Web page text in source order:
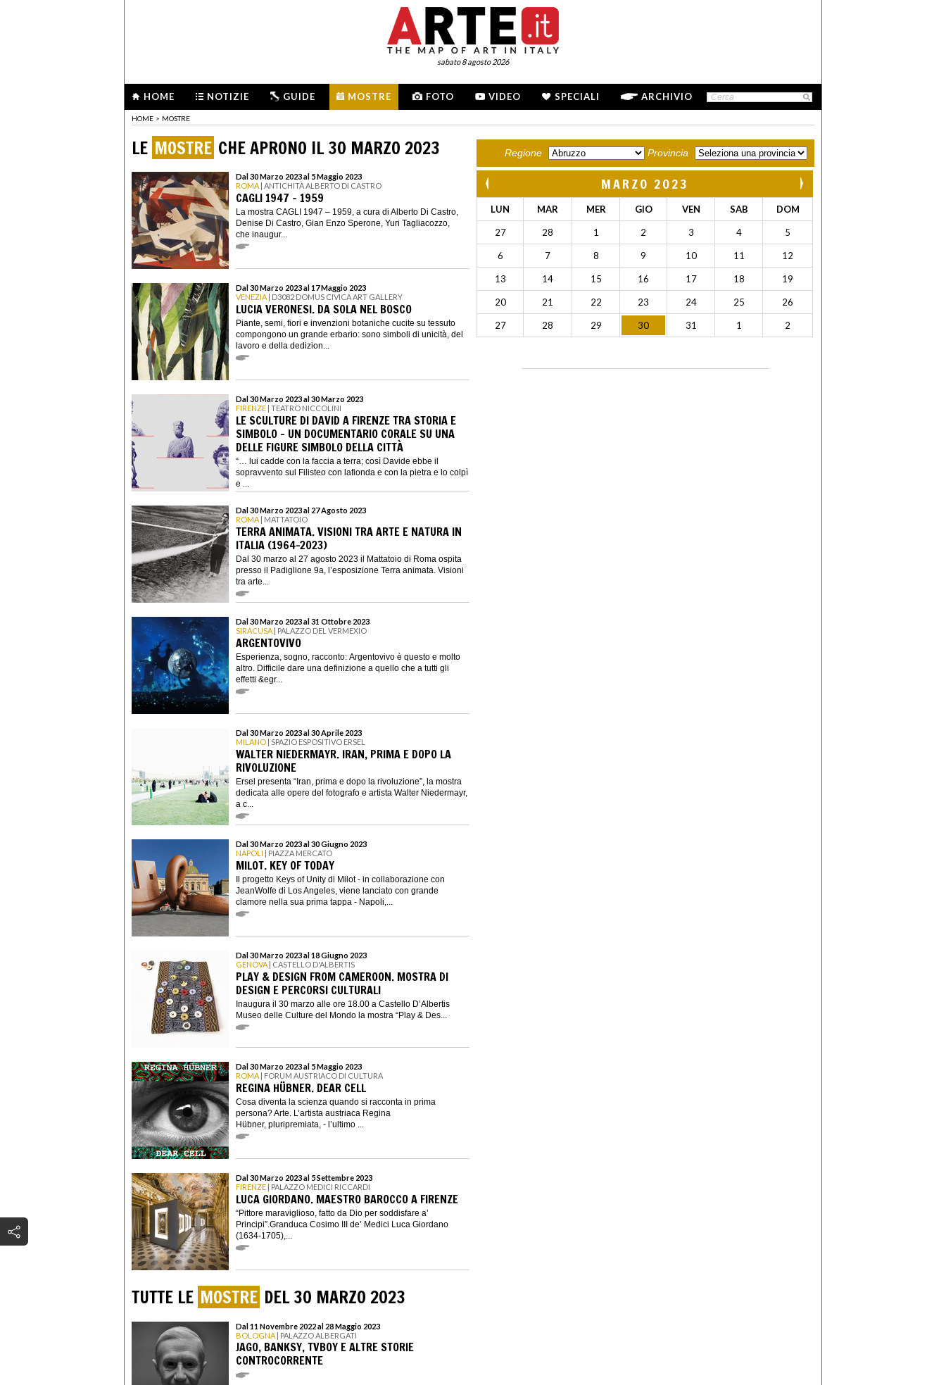
sabato 8 agosto 2026
HOME NOTIZIE GUIDE MOSTRE FOTO VIDEO SPECIALI ARCHIVIO
HOME > MOSTRE
LE MOSTRE CHE APRONO IL 30 MARZO 2023
Dal 30 Marzo 2023 al 5 Maggio 2023
ROMA | ANTICHITÀ ALBERTO DI CASTRO
CAGLI 1947 – 1959
La mostra CAGLI 1947 – 1959, a cura di Alberto Di Castro,
Denise Di Castro, Gian Enzo Sperone, Yuri Tagliacozzo,
che inaugur...
Dal 30 Marzo 2023 al 17 Maggio 2023
VENEZIA | D3082 DOMUS CIVICA ART GALLERY
LUCIA VERONESI. DA SOLA NEL BOSCO
Piante, semi, fiori e invenzioni botaniche cucite su tessuto
compongono un grande erbario: sono simboli di unicità, del
lavoro e della dedizion...
Dal 30 Marzo 2023 al 30 Marzo 2023
FIRENZE | TEATRO NICCOLINI
LE SCULTURE DI DAVID A FIRENZE TRA STORIA E
SIMBOLO - UN DOCUMENTARIO CORALE SU UNA
DELLE FIGURE SIMBOLO DELLA CITTÀ
“… lui cadde con la faccia a terra; così Davide ebbe il
sopravvento sul Filisteo con lafionda e con la pietra e lo colpì
e ...
Dal 30 Marzo 2023 al 27 Agosto 2023
ROMA | MATTATOIO
TERRA ANIMATA. VISIONI TRA ARTE E NATURA IN
ITALIA (1964-2023)
Dal 30 marzo al 27 agosto 2023 il Mattatoio di Roma ospita
presso il Padiglione 9a, l’esposizione Terra animata. Visioni
tra arte...
Dal 30 Marzo 2023 al 31 Ottobre 2023
SIRACUSA | PALAZZO DEL VERMEXIO
ARGENTOVIVO
Esperienza, sogno, racconto: Argentovivo è questo e molto
altro. Difficile dare una definizione a quello che a tutti gli
effetti &egr...
Dal 30 Marzo 2023 al 30 Aprile 2023
MILANO | SPAZIO ESPOSITIVO ERSEL
WALTER NIEDERMAYR. IRAN, PRIMA E DOPO LA
RIVOLUZIONE
Ersel presenta “Iran, prima e dopo la rivoluzione”, la mostra
dedicata alle opere del fotografo e artista Walter Niedermayr,
a c...
Dal 30 Marzo 2023 al 30 Giugno 2023
NAPOLI | PIAZZA MERCATO
MILOT. KEY OF TODAY
Il progetto Keys of Unity di Milot - in collaborazione con
JeanWolfe di Los Angeles, viene lanciato con grande
clamore nella sua prima tappa - Napoli,...
Dal 30 Marzo 2023 al 18 Giugno 2023
GENOVA | CASTELLO D'ALBERTIS
PLAY & DESIGN FROM CAMEROON. MOSTRA DI
DESIGN E PERCORSI CULTURALI
Inaugura il 30 marzo alle ore 18.00 a Castello D’Albertis
Museo delle Culture del Mondo la mostra “Play & Des...
Dal 30 Marzo 2023 al 5 Maggio 2023
ROMA | FORUM AUSTRIACO DI CULTURA
REGINA HÜBNER. DEAR CELL
Cosa diventa la scienza quando si racconta in prima
persona? Arte. L’artista austriaca Regina
Hübner, pluripremiata, - l’ultimo ...
Dal 30 Marzo 2023 al 5 Settembre 2023
FIRENZE | PALAZZO MEDICI RICCARDI
LUCA GIORDANO. MAESTRO BAROCCO A FIRENZE
“Pittore maraviglioso, fatto da Dio per soddisfare a’
Principi”.Granduca Cosimo III de’ Medici Luca Giordano
(1634-1705),...
TUTTE LE MOSTRE DEL 30 MARZO 2023
Dal 11 Novembre 2022 al 28 Maggio 2023
BOLOGNA | PALAZZO ALBERGATI
JAGO, BANKSY, TVBOY E ALTRE STORIE
CONTROCORRENTE
Regione Provincia
MARZO 2023
LUN MAR MER GIO VEN SAB DOM
27 28 1 2 3 4 5
6 7 8 9 10 11 12
13 14 15 16 17 18 19
20 21 22 23 24 25 26
27 28 29 30 31 1 2